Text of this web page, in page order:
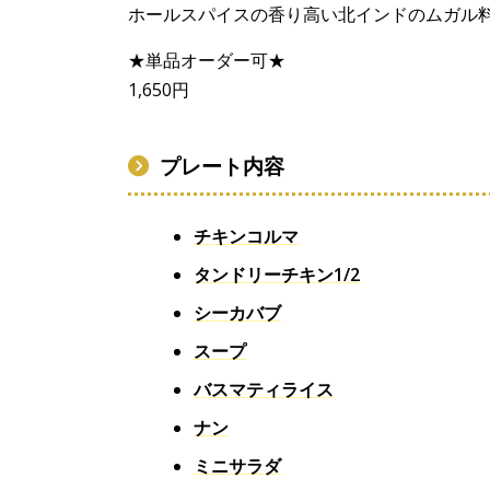
ホールスパイスの香り高い北インドのムガル
★単品オーダー可★
1,650円
プレート内容
チキンコルマ
タンドリーチキン1/2
シーカバブ
スープ
バスマティライス
ナン
ミニサラダ